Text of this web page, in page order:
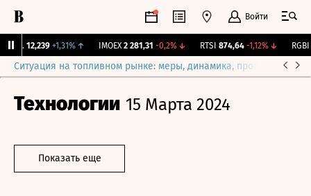
Войти
12,239 +1,31% ↑ IMOEX 2 281,31 -0,2%↓ RTSI 874,64 -1,12%↓ RGBI
Ситуация на топливном рынке: меры, динамика, прогнозы
Технологии 15 Марта 2024
Показать еще